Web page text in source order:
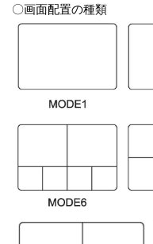
〇画面配置の種類